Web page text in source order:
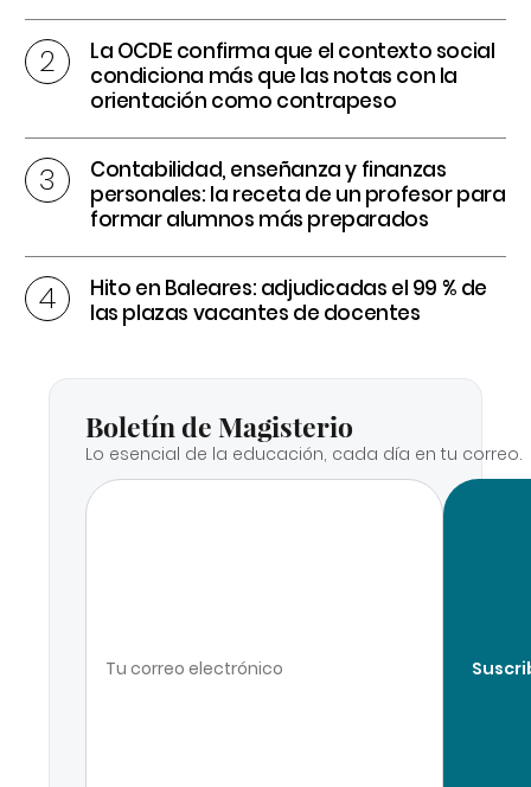
La OCDE confirma que el contexto social
condiciona más que las notas con la
orientación como contrapeso
Contabilidad, enseñanza y finanzas
personales: la receta de un profesor para
formar alumnos más preparados
Hito en Baleares: adjudicadas el 99 % de
las plazas vacantes de docentes
Boletín de Magisterio
Lo esencial de la educación, cada día en tu correo.